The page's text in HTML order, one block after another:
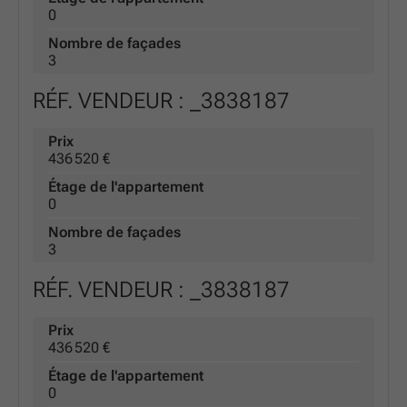
0
Nombre de façades
3
RÉF. VENDEUR : _3838187
Prix
436 520 €
Étage de l'appartement
0
Nombre de façades
3
RÉF. VENDEUR : _3838187
Prix
436 520 €
Étage de l'appartement
0